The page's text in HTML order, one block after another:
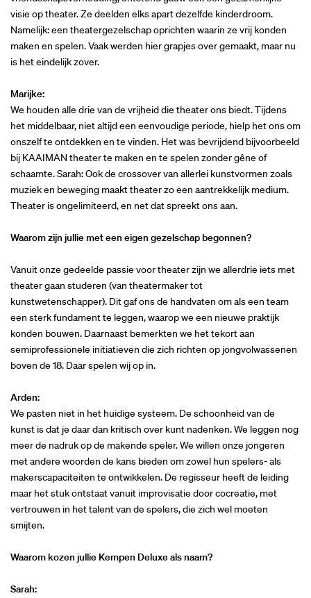
visie op theater. Ze deelden elks apart dezelfde kinderdroom.
Namelijk: een theatergezelschap oprichten waarin ze vrij konden
maken en spelen. Vaak werden hier grapjes over gemaakt, maar nu
is het eindelijk zover.
Marijke:
We houden alle drie van de vrijheid die theater ons biedt. Tijdens
het middelbaar, niet altijd een eenvoudige periode, hielp het ons om
onszelf te ontdekken en te vinden. Het was bevrijdend bijvoorbeeld
bij KAAIMAN theater te maken en te spelen zonder gêne of
schaamte. Sarah: Ook de crossover van allerlei kunstvormen zoals
muziek en beweging maakt theater zo een aantrekkelijk medium.
Theater is ongelimiteerd, en net dat spreekt ons aan.
Waarom zijn jullie met een eigen gezelschap begonnen?
Vanuit onze gedeelde passie voor theater zijn we allerdrie iets met
theater gaan studeren (van theatermaker tot
kunstwetenschapper). Dit gaf ons de handvaten om als een team
een sterk fundament te leggen, waarop we een nieuwe praktijk
konden bouwen. Daarnaast bemerkten we het tekort aan
semiprofessionele initiatieven die zich richten op jongvolwassenen
boven de 18. Daar spelen wij op in.
Arden:
We pasten niet in het huidige systeem. De schoonheid van de
kunst is dat je daar dan kritisch over kunt nadenken. We leggen nog
meer de nadruk op de makende speler. We willen onze jongeren
met andere woorden de kans bieden om zowel hun spelers- als
makerscapaciteiten te ontwikkelen. De regisseur heeft de leiding
maar het stuk ontstaat vanuit improvisatie door cocreatie, met
vertrouwen in het talent van de spelers, die zich wel moeten
smijten.
Waarom kozen jullie Kempen Deluxe als naam?
Sarah: